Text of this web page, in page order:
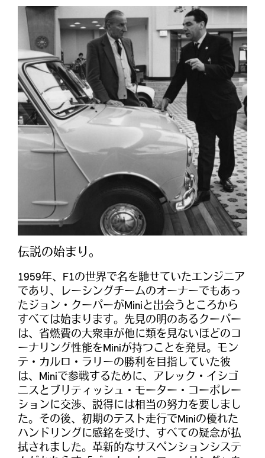
伝説の始まり。
1959年、F1の世界で名を馳せていたエンジニア
であり、レーシングチームのオーナーでもあっ
たジョン・クーパーがMiniと出会うところから
すべては始まります。先見の明のあるクーパー
は、省燃費の大衆車が他に類を見ないほどのコ
ーナリング性能をMiniが持つことを発見。モン
テ・カルロ・ラリーの勝利を目指していた彼
は、Miniで参戦するために、アレック・イシゴ
ニスとブリティッシュ・モーター・コーポレー
ションに交渉、説得には相当の努力を要しまし
た。その後、初期のテスト走行でMiniの優れた
ハンドリングに感銘を受け、すべての疑念が払
拭されました。革新的なサスペンションシステ